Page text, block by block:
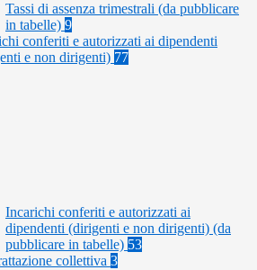
Tassi di assenza trimestrali (da pubblicare
in tabelle) 9
conferiti e autorizzati ai dipendenti
e non dirigenti) 77
Incarichi conferiti e autorizzati ai
dipendenti (dirigenti e non dirigenti) (da
pubblicare in tabelle) 53
collettiva 3